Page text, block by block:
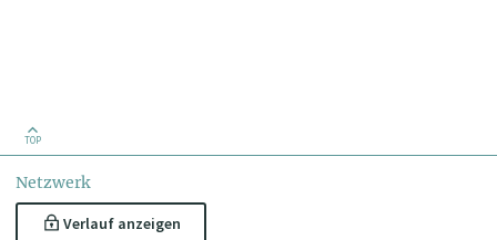
TOP
Netzwerk
Verlauf anzeigen